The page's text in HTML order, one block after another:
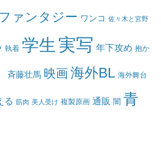
ファンタジー ワンコ 佐々木と宮野
執着 学生 実写 年下攻め 抱か
斉藤壮馬 映画海外BL 海外舞台
る 筋肉 美人受け 複製原画 通販 闇 青